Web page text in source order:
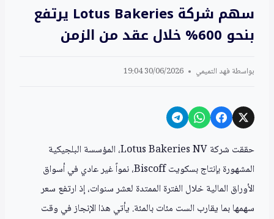
سهم شركة Lotus Bakeries يرتفع
بنحو 600% خلال عقد من الزمن
بواسطةفهد التميمي 30/06/2026 19:04
حققت شركة Lotus Bakeries NV، المؤسسة البلجيكية
المشهورة بإنتاج بسكويت Biscoff، نمواً غير عادي في أسواق
الأوراق المالية خلال الفترة الممتدة لعشر سنوات، إذ ارتفع سعر
سهمها بما يقارب الست مئات بالمئة. يأتي هذا الإنجاز في وقت